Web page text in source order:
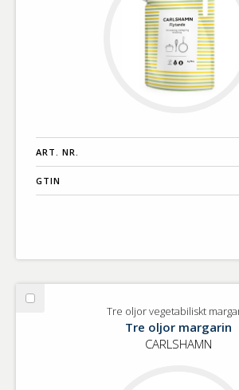
ART. NR.
GTIN
Välj
Tre oljor vegetabiliskt
Tre oljor margarin
CARLSHAMN